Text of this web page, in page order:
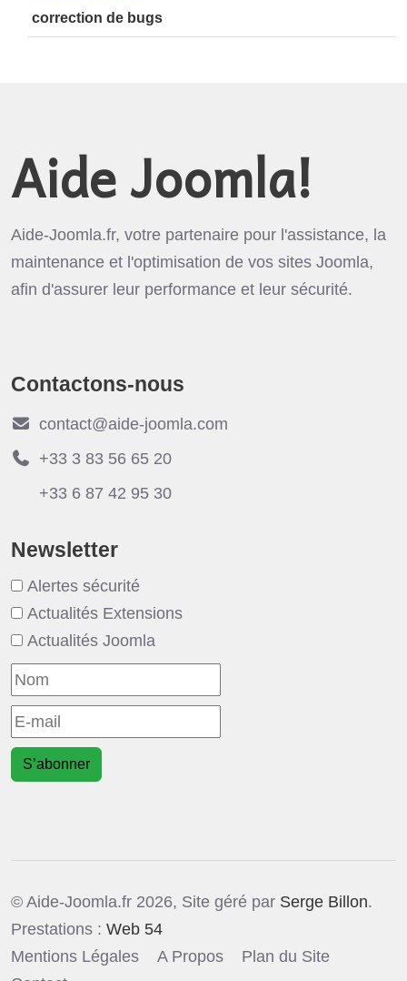
correction de bugs
Aide Joomla!
Aide-Joomla.fr, votre partenaire pour l'assistance, la
maintenance et l'optimisation de vos sites Joomla,
afin d'assurer leur performance et leur sécurité.
Contactons-nous
contact@aide-joomla.com
+33 3 83 56 65 20
+33 6 87 42 95 30
Newsletter
Alertes sécurité
Actualités Extensions
Actualités Joomla
S’abonner
© Aide-Joomla.fr 2026, Site géré par Serge Billon.
Prestations : Web 54
Mentions Légales
A Propos
Plan du Site